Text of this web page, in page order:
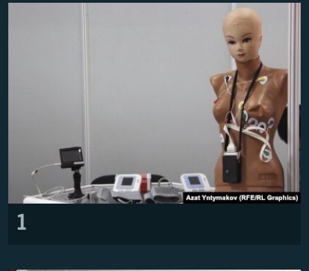
ЫҢГАЙСЫЗ СУРООЛОР
1